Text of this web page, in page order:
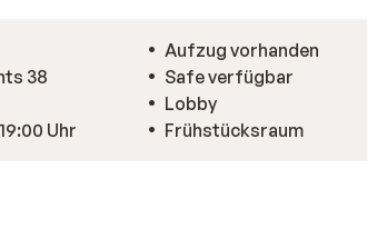
38
Uhr
Aufzug vorhanden
Safe verfügbar
Lobby
Frühstücksraum